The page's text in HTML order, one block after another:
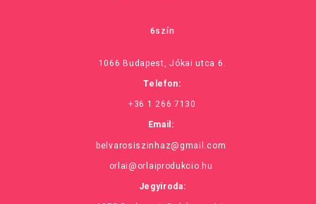
6szín
1066 Budapest, Jókai utca 6.
Telefon:
+36 1 266 7130
Email:
belvarosiszinhaz@gmail.com
orlai@orlaiprodukcio.hu
Jegyiroda: